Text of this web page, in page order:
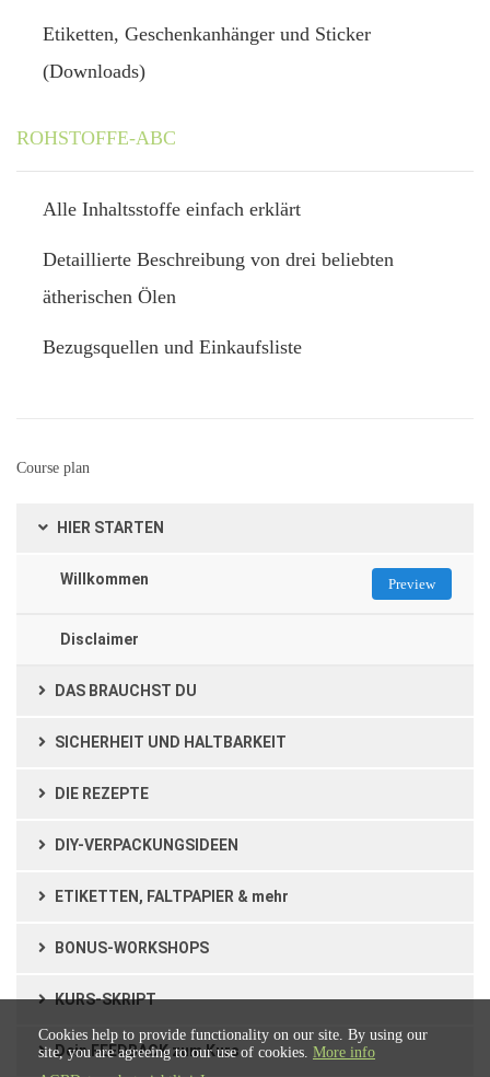
Etiketten, Geschenkanhänger und Sticker
(Downloads)
ROHSTOFFE-ABC
Alle Inhaltsstoffe einfach erklärt
Detaillierte Beschreibung von drei beliebten
ätherischen Ölen
Bezugsquellen und Einkaufsliste
Course plan
HIER STARTEN
Willkommen Preview
Disclaimer
DAS BRAUCHST DU
SICHERHEIT UND HALTBARKEIT
DIE REZEPTE
DIY-VERPACKUNGSIDEEN
ETIKETTEN, FALTPAPIER & mehr
BONUS-WORKSHOPS
KURS-SKRIPT
Dein FEEDBACK zum Kurs
Cookies help to provide functionality on our site. By using our
site, you are agreeing to our use of cookies. More info